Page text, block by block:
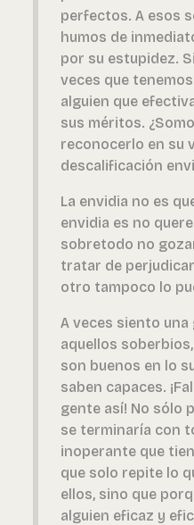
perfectos. A esos
humos de
por su estupidez.
veces que
alguien que
sus méritos.
reconocerlo en su
descalificación
La envidia no es
envidia es no
sobretodo no
tratar de
otro tampoco lo
A veces siento
aquellos
son buenos en lo
saben capaces.
gente así! No sólo
se terminaría con
inoperante que
que solo repite lo
ellos, sino que
alguien eficaz y